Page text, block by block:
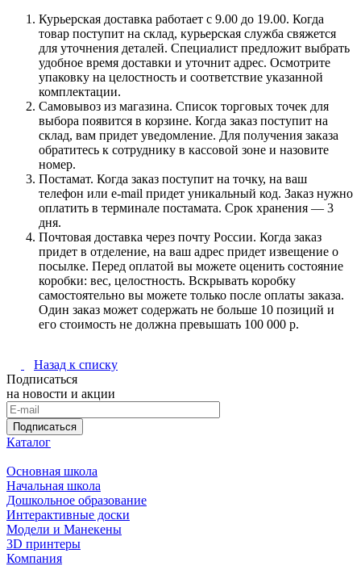
Курьерская доставка работает с 9.00 до 19.00. Когда
товар поступит на склад, курьерская служба свяжется
для уточнения деталей. Специалист предложит выбрать
удобное время доставки и уточнит адрес. Осмотрите
упаковку на целостность и соответствие указанной
комплектации.
Самовывоз из магазина. Список торговых точек для
выбора появится в корзине. Когда заказ поступит на
склад, вам придет уведомление. Для получения заказа
обратитесь к сотруднику в кассовой зоне и назовите
номер.
Постамат. Когда заказ поступит на точку, на ваш
телефон или e-mail придет уникальный код. Заказ нужно
оплатить в терминале постамата. Срок хранения — 3
дня.
Почтовая доставка через почту России. Когда заказ
придет в отделение, на ваш адрес придет извещение о
посылке. Перед оплатой вы можете оценить состояние
коробки: вес, целостность. Вскрывать коробку
самостоятельно вы можете только после оплаты заказа.
Один заказ может содержать не больше 10 позиций и
его стоимость не должна превышать 100 000 р.
Назад к списку
Подписаться
на новости и акции
Подписаться
Каталог
Основная школа
Начальная школа
Дошкольное образование
Интерактивные доски
Модели и Манекены
3D принтеры
Компания